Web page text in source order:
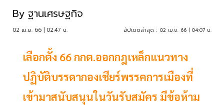
By ฐานเศรษฐกิจ
02 เม.ย. 66 | 02:47 น. อัปเดตล่าสุด : 02 เม.ย. 66 | 04:07 น.
เลือกตั้ง 66 กกต.ออกกฎเหล็กแนวทาง
ปฏิบัติบรรดากองเชียร์พรรคการเมืองที่
เข้ามาสนับสนุนในวันรับสมัคร มีข้อห้าม